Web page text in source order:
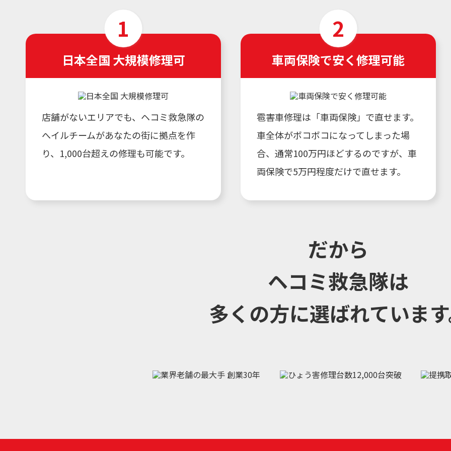
日本全国 大規模修理可
店舗がないエリアでも、ヘコミ救急隊の
へイルチームがあなたの街に拠点を作
り、1,000台超えの修理も可能です。
車両保険で安く修理可能
雹害車修理は「車両保険」で直せます。
車全体がボコボコになってしまった場
合、通常100万円ほどするのですが、車
両保険で5万円程度だけで直せます。
だから
ヘコミ救急隊は
多くの方に選ばれていま